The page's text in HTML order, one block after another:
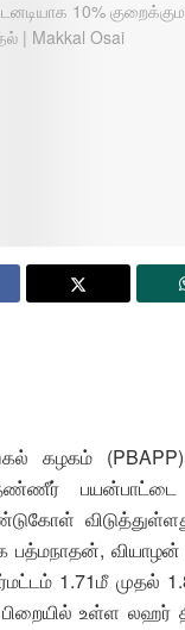
கழகம்
பயன்பாட்டை
பத்மநாதன்,
1.71மீ முதல்
உள்ள லஹர்